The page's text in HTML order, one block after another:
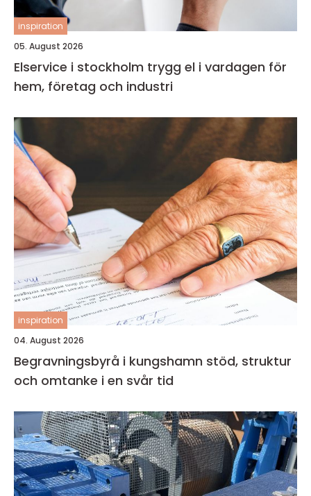
inspiration
05. August 2026
Elservice i stockholm trygg el i vardagen för
hem, företag och industri
inspiration
04. August 2026
Begravningsbyrå i kungshamn stöd, struktur
och omtanke i en svår tid